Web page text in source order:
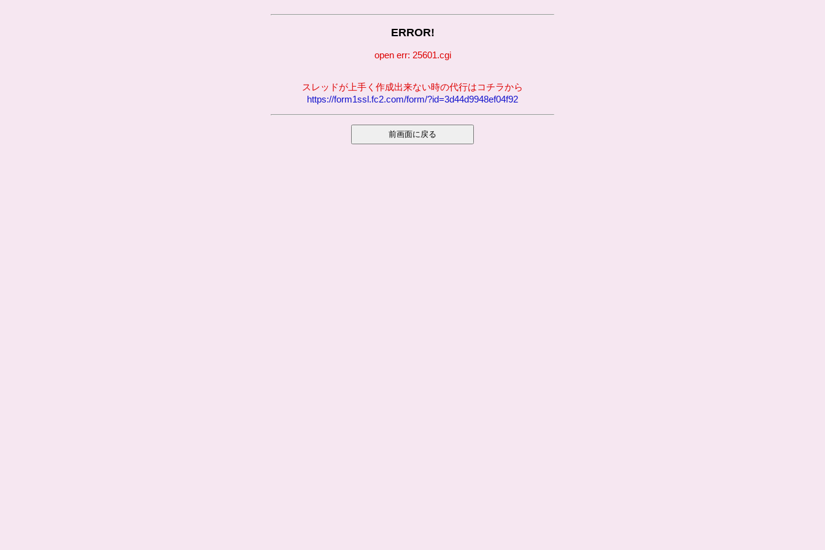
ERROR!
open err: 25601.cgi
スレッドが上手く作成出来ない時の代行はコチラから
https://form1ssl.fc2.com/form/?id=3d44d9948ef04f92